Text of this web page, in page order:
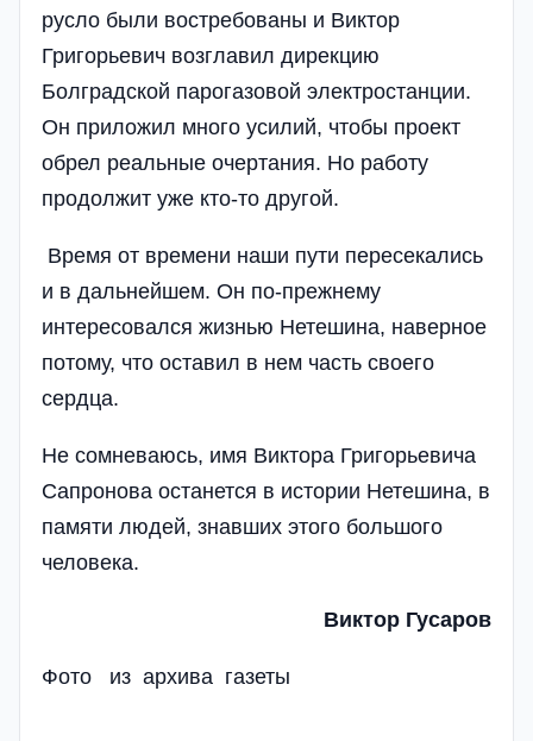
русло были востребованы и Виктор
Григорьевич возглавил дирекцию
Болградской парогазовой электростанции.
Он приложил много усилий, чтобы проект
обрел реальные очертания. Но работу
продолжит уже кто-то другой.
Время от времени наши пути пересекались
и в дальнейшем. Он по-прежнему
интересовался жизнью Нетешина, наверное
потому, что оставил в нем часть своего
сердца.
Не сомневаюсь, имя Виктора Григорьевича
Сапронова останется в истории Нетешина, в
памяти людей, знавших этого большого
человека.
Виктор Гусаров
Фото из архива газеты